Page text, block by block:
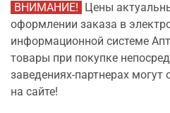
ВНИМАНИЕ! Цены
оформлении заказа в
информационной системе
товары при покупке
заведениях-партнерах могут
на сайте!